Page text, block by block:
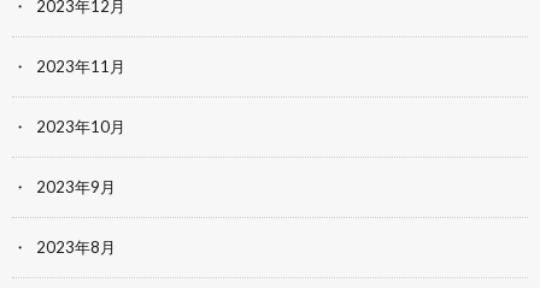
2023年12月
2023年11月
2023年10月
2023年9月
2023年8月